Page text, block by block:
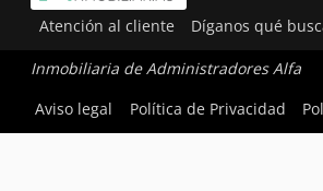
Atención al cliente Díganos qué
Inmobiliaria de Administradores Alfa
Aviso legal
Política de Privacidad